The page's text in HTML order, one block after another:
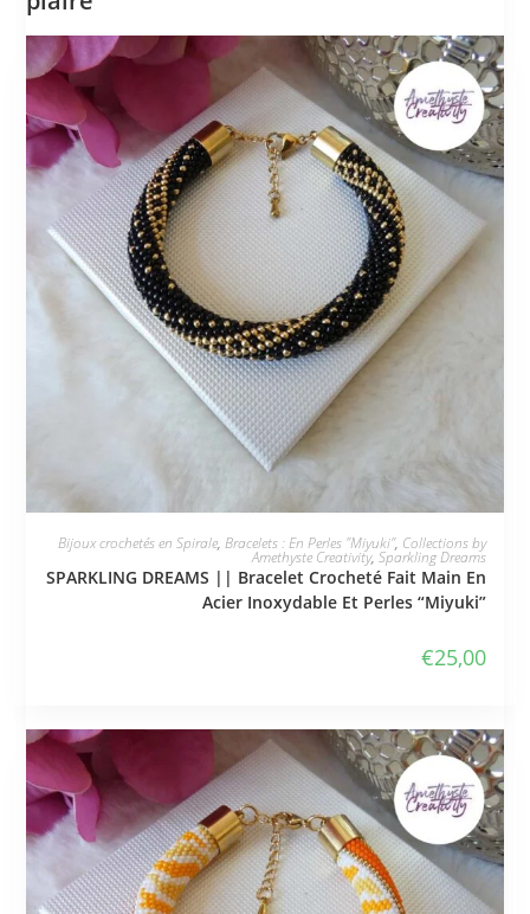
JE L'ADOPTE
Bijoux crochetés en Spirale, Bracelets : En Perles "Miyuki", Collections by
Amethyste Creativity, Sparkling Dreams
SPARKLING DREAMS || Bracelet Crocheté Fait Main En
Acier Inoxydable Et Perles “Miyuki”
€25,00